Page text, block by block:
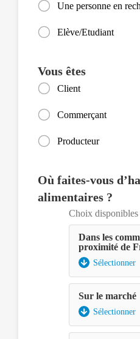
Une personne en
Elève/Etudiant
Vous êtes
Client
Commerçant
Producteur
Où faites-vous
alimentaires ?
Choix disponibles
Dans les
proximité de
Sélectionner
Sur le marché
Sélectionner